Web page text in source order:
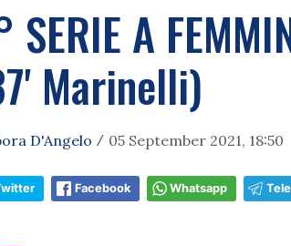
SERIE A
Marinelli)
D'Angelo / 05 September 2021, 18:50
Facebook Whatsapp